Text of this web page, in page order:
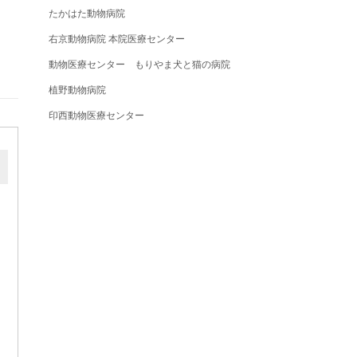
たかはた動物病院
右京動物病院 本院医療センター
動物医療センター もりやま犬と猫の病院
植野動物病院
印西動物医療センター